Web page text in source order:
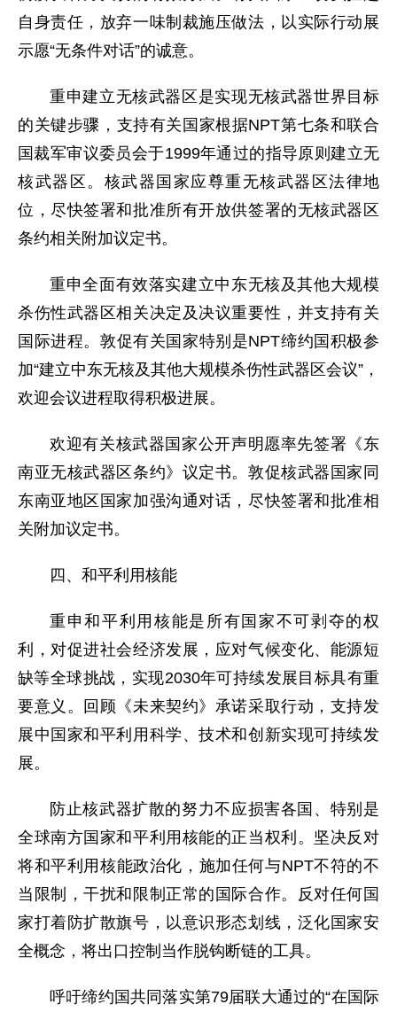
自身责任，放弃一味制裁施压做法，以实际行动展
示愿“无条件对话”的诚意。
重申建立无核武器区是实现无核武器世界目标
的关键步骤，支持有关国家根据NPT第七条和联合
国裁军审议委员会于1999年通过的指导原则建立无
核武器区。核武器国家应尊重无核武器区法律地
位，尽快签署和批准所有开放供签署的无核武器区
条约相关附加议定书。
重申全面有效落实建立中东无核及其他大规模
杀伤性武器区相关决定及决议重要性，并支持有关
国际进程。敦促有关国家特别是NPT缔约国积极参
加“建立中东无核及其他大规模杀伤性武器区会议”，
欢迎会议进程取得积极进展。
欢迎有关核武器国家公开声明愿率先签署《东
南亚无核武器区条约》议定书。敦促核武器国家同
东南亚地区国家加强沟通对话，尽快签署和批准相
关附加议定书。
四、和平利用核能
重申和平利用核能是所有国家不可剥夺的权
利，对促进社会经济发展，应对气候变化、能源短
缺等全球挑战，实现2030年可持续发展目标具有重
要意义。回顾《未来契约》承诺采取行动，支持发
展中国家和平利用科学、技术和创新实现可持续发
展。
防止核武器扩散的努力不应损害各国、特别是
全球南方国家和平利用核能的正当权利。坚决反对
将和平利用核能政治化，施加任何与NPT不符的不
当限制，干扰和限制正常的国际合作。反对任何国
家打着防扩散旗号，以意识形态划线，泛化国家安
全概念，将出口控制当作脱钩断链的工具。
呼吁缔约国共同落实第79届联大通过的“在国际